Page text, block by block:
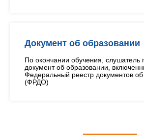
Документ об образовании
По окончании обучения, слушатель
документ об образовании,
Федеральный реестр документов
(ФРДО)